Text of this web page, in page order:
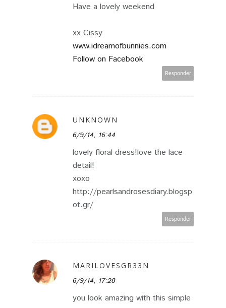
Have a lovely weekend
xx Cissy
www.idreamofbunnies.com
Follow on Facebook
Responder
UNKNOWN
6/9/14, 16:44
lovely floral dress!love the lace
detail!
xoxo
http://pearlsandrosesdiary.blogsp
ot.gr/
Responder
MARILOVESGR33N
6/9/14, 17:28
you look amazing with this simple